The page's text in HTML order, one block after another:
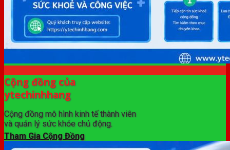
Cộng đồng của
ytechinhhang
Cộng đồng mô hình kinh tế thành viên
và quản lý sức khỏe chủ động.
Tham Gia Cộng Đồng